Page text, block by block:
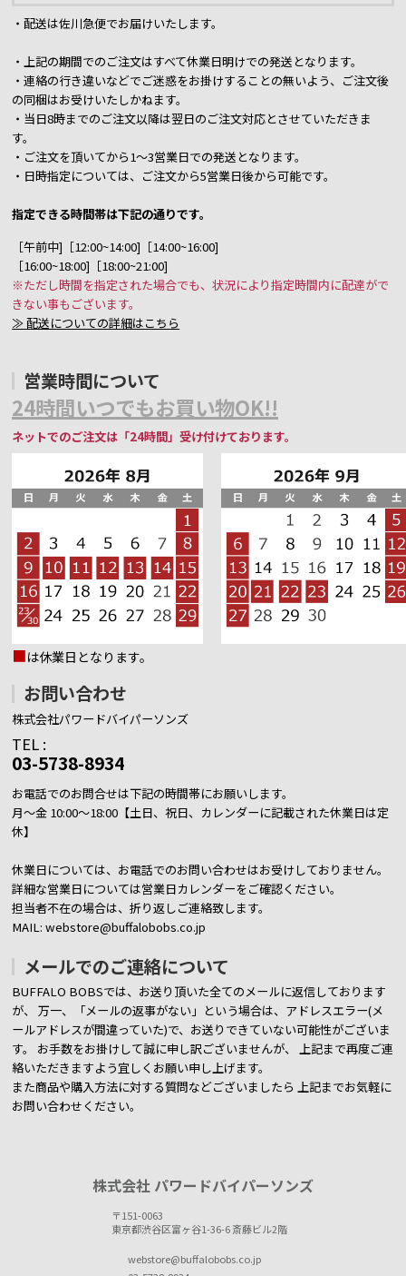
・配送は佐川急便でお届けいたします。
・上記の期間でのご注文はすべて休業日明けでの発送となります。
・連絡の行き違いなどでご迷惑をお掛けすることの無いよう、ご注文後
の同梱はお受けいたしかねます。
・当日8時までのご注文以降は翌日のご注文対応とさせていただきま
す。
・ご注文を頂いてから1～3営業日での発送となります。
・日時指定については、ご注文から5営業日後から可能です。
指定できる時間帯は下記の通りです。
［午前中]［12:00~14:00]［14:00~16:00]
［16:00~18:00]［18:00~21:00]
※ただし時間を指定された場合でも、状況により指定時間内に配達がで
きない事もございます。
≫ 配送についての詳細はこちら
営業時間について
24時間いつでもお買い物OK!!
ネットでのご注文は「24時間」受け付けております。
■は休業日となります。
お問い合わせ
株式会社パワードバイパーソンズ
TEL :
03-5738-8934
お電話でのお問合せは下記の時間帯にお願いします。
月～金 10:00～18:00【土日、祝日、カレンダーに記載された休業日は定
休】
休業日については、お電話でのお問い合わせはお受けしておりません。
詳細な営業日については営業日カレンダーをご確認ください。
担当者不在の場合は、折り返しご連絡致します。
MAIL: webstore@buffalobobs.co.jp
メールでのご連絡について
BUFFALO BOBSでは、お送り頂いた全てのメールに返信しております
が、 万一、「メールの返事がない」という場合は、アドレスエラー(メ
ールアドレスが間違っていた)で、お送りできていない可能性がございま
す。 お手数をお掛けして誠に申し訳ございませんが、 上記まで再度ご連
絡いただきますよう宜しくお願い申し上げます。
また商品や購入方法に対する質問などございましたら上記までお気軽に
お問い合わせください。
株式会社 パワードバイパーソンズ
〒151-0063
東京都渋谷区富ヶ谷1-36-6 斎藤ビル2階
webstore@buffalobobs.co.jp